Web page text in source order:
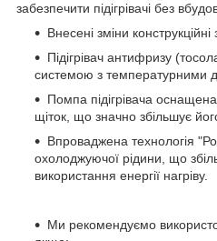
забезпечити підігрівачі без
Внесені зміни
Підігрівач антифризу
системою з температурними
Помпа підігрівача
щіток, що значно збільшує
Впроваджена технологія
охолоджуючої рідини, що
використання енергії нагріву.
Ми рекомендуємо